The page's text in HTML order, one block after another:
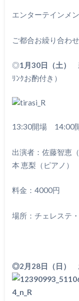
エンターテインメ
ご都合お繰り合わ
◎1月30日（土）
ﾘﾝｸお酌付き）
13:30開場 14:00
出演者：佐藤智恵
本 恵梨（ピアノ）
料金：4000円 （
場所：チェレステ
◎2月28日（日）